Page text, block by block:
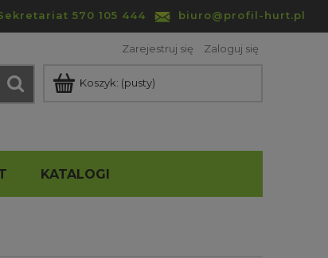
570 105 444 biuro@profil-hurt.pl
Zarejestruj się Zaloguj się
Koszyk: (pusty)
KATALOGI